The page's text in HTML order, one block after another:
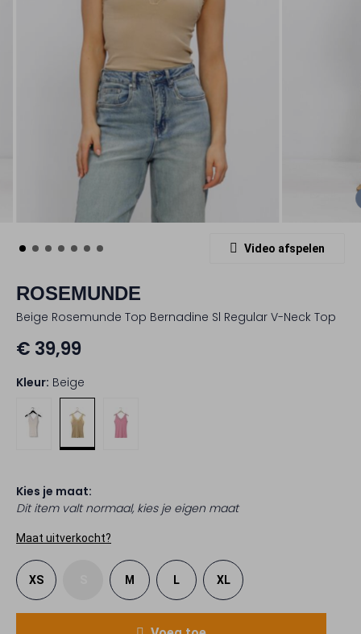
Video afspelen
ROSEMUNDE
Beige Rosemunde Top Bernadine Sl Regular V-Neck Top
€ 39,99
Kleur: Beige
Kies je maat:
Dit item valt normaal, kies je eigen maat
Maat uitverkocht?
XS M L XL